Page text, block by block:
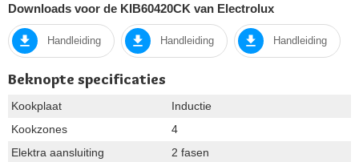
Downloads voor de KIB60420CK van Electrolux
Handleiding Handleiding Handleiding
Beknopte specificaties
Kookplaat
Inductie
Kookzones
4
Elektra aansluiting
2 fasen